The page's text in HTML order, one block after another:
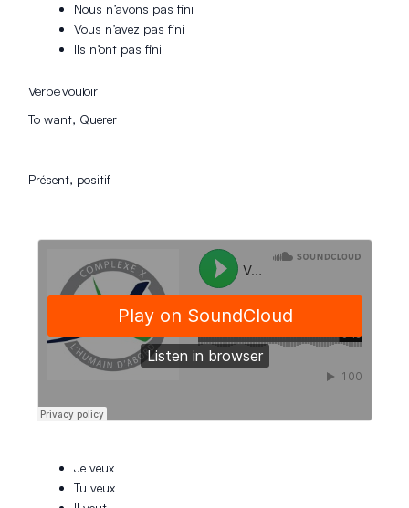
Nous n’avons pas fini
Vous n’avez pas fini
Ils n’ont pas fini
Verbe vouloir
To want, Querer
Présent, positif
Je veux
Tu veux